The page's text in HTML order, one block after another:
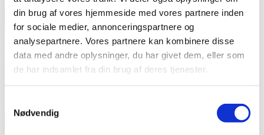
din brug af vores hjemmeside med vores partnere inden
for sociale medier, annonceringspartnere og
analysepartnere. Vores partnere kan kombinere disse
data med andre oplysninger, du har givet dem, eller som
de har indsamlet fra din brug af deres tjenester.
Nødvendig
Phone
This field is for validation purposes and should be left unchanged.
En mægler fra LokalBolig kontakter dig
på nedenstående telefonnummer eller
emailadresse
Navn**